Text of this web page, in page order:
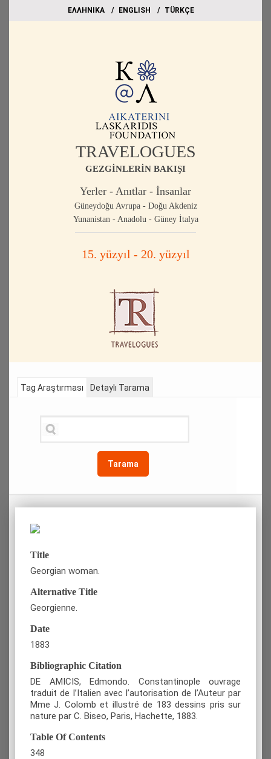
EΛΛΗΝΙΚΑ ΕΝGLISH TÜRKÇE
TRAVELOGUES
GEZGİNLERİN BAKIŞI
Yerler - Anıtlar - İnsanlar
Güneydoğu Avrupa - Doğu Akdeniz
Yunanistan - Anadolu - Güney İtalya
15. yüzyıl - 20. yüzyıl
Tag Araştırması
Tarama
Detaylı Tarama
Title
Georgian woman.
Alternative Title
Georgienne.
Date
1883
Bibliographic Citation
DE AMICIS, Edmondo. Constantinople ouvrage
traduit de l’Italien avec l’autorisation de l’Auteur par
Mme J. Colomb et illustré de 183 dessins pris sur
nature par C. Biseo, Paris, Hachette, 1883.
Table Of Contents
348